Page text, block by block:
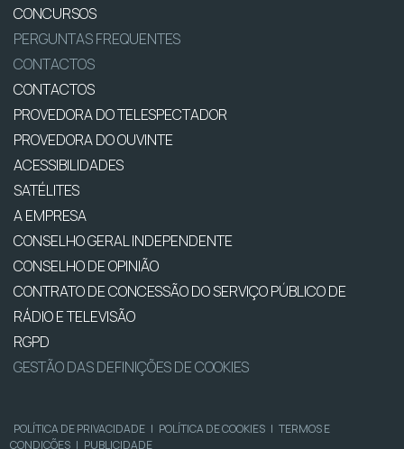
CONCURSOS
PERGUNTAS FREQUENTES
CONTACTOS
CONTACTOS
PROVEDORA DO TELESPECTADOR
PROVEDORA DO OUVINTE
ACESSIBILIDADES
SATÉLITES
A EMPRESA
CONSELHO GERAL INDEPENDENTE
CONSELHO DE OPINIÃO
CONTRATO DE CONCESSÃO DO SERVIÇO PÚBLICO DE
RÁDIO E TELEVISÃO
RGPD
GESTÃO DAS DEFINIÇÕES DE COOKIES
POLÍTICA DE PRIVACIDADE | POLÍTICA DE COOKIES | TERMOS E
CONDIÇÕES | PUBLICIDADE